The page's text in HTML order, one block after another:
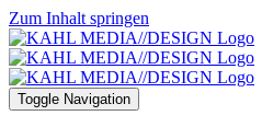
Zum Inhalt springen
Toggle Navigation